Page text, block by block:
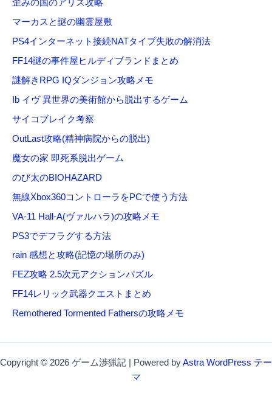
歪みの国のアリス攻略
マーカスと謎の幽霊屋敷
PS4インターネット接続NATタイプ失敗の解消法
FF14謎の事件屋ヒルディブランドまとめ
謎解きRPG IQダンジョン攻略メモ
Ib イヴ 異世界の美術館から脱出するゲーム
サイコブレイク考察
OutLast攻略(精神病院からの脱出)
魔女の家 即死系脱出ゲーム
のび太のBIOHAZARD
無線Xbox360コントローラをPCで使う方法
VA-11 Hall-A(ヴァルハラ)の攻略メモ
PS3でデフラグする方法
rain 感想と攻略(記憶の場所のみ)
FEZ攻略 2.5次元アクションパズル
FF14レリック武器クエストまとめ
Remothered Tormented Fathersの攻略メモ
Copyright © 2026 ゲーム渉猟記 | Powered byAstra WordPress テー
マ